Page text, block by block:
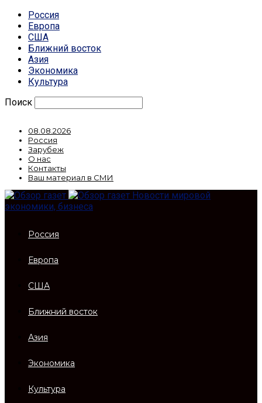
Россия
Европа
США
Ближний восток
Азия
Экономика
Культура
Поиск
08.08.2026
Россия
Зарубеж
О нас
Контакты
Ваш материал в СМИ
Новости мировой
экономики, бизнеса
Россия
Европа
США
Ближний восток
Азия
Экономика
Культура